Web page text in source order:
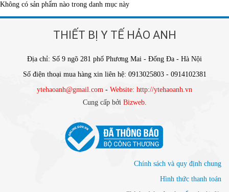
Không có sản phẩm nào trong danh mục này
THIẾT BỊ Y TẾ HẢO ANH
Địa chỉ: Số 9 ngõ 281 phố Phương Mai - Đống Đa - Hà Nội
Số điện thoại mua hàng xin liên hệ: 0913025803 - 0914102381
ytehaoanh@gmail.com - Website: http://ytehaoanh.vn
Cung cấp bởi Bizweb.
Chính sách và quy định chung
Hình thức thanh toán